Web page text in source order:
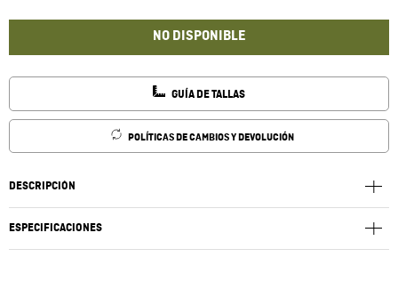
NO DISPONIBLE
GUÍA DE TALLAS
POLÍTICAS DE CAMBIOS Y DEVOLUCIÓN
DESCRIPCIÓN
ESPECIFICACIONES